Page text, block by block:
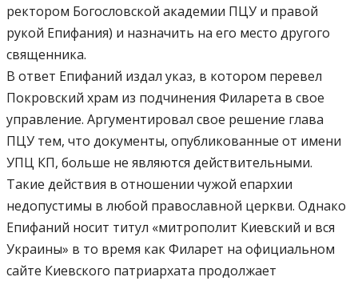
ректором Богословской академии ПЦУ и правой
рукой Епифания) и назначить на его место другого
священника.
В ответ Епифаний издал указ, в котором перевел
Покровский храм из подчинения Филарета в свое
управление. Аргументировал свое решение глава
ПЦУ тем, что документы, опубликованные от имени
УПЦ КП, больше не являются действительными.
Такие действия в отношении чужой епархии
недопустимы в любой православной церкви. Однако
Епифаний носит титул «митрополит Киевский и вся
Украины» в то время как Филарет на официальном
сайте Киевского патриархата продолжает